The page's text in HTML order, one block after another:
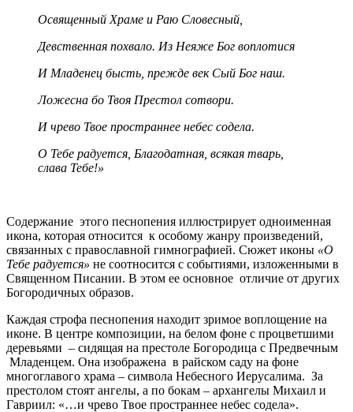
Освященный Храме и Раю Словесный,
Девственная похвало. Из Неяже Бог воплотися
И Младенец бысть, прежде век Сый Бог наш.
Ложесна бо Твоя Престол сотвори.
И чрево Твое пространнее небес содела.
О Тебе радуется, Благодатная, всякая тварь,
слава Тебе!»
Содержание этого песнопения иллюстрирует одноименная
икона, которая относится к особому жанру произведений,
связанных с православной гимнографией. Сюжет иконы «О
Тебе радуется» не соотносится с событиями, изложенными в
Священном Писании. В этом ее основное отличие от других
Богородичных образов.
Каждая строфа песнопения находит зримое воплощение на
иконе. В центре композиции, на белом фоне с процветшими
деревьями – сидящая на престоле Богородица с Предвечным
Младенцем. Она изображена в райском саду на фоне
многоглавого храма – символа Небесного Иерусалима. За
престолом стоят ангелы, а по бокам – архангелы Михаил и
Гавриил: «…и чрево Твое пространнее небес содела».